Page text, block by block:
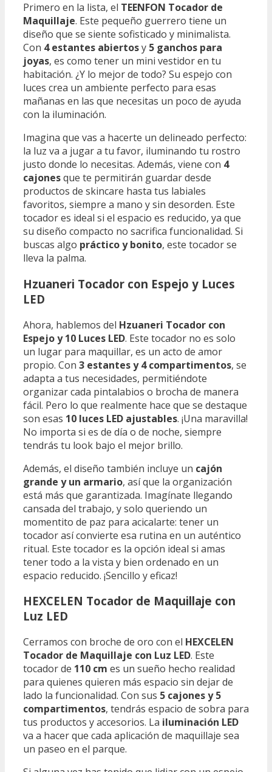
Primero en la lista, el TEENFON Tocador de
Maquillaje. Este pequeño guerrero tiene un
diseño que se siente sofisticado y minimalista.
Con 4 estantes abiertosy 5 ganchos para
joyas, es como tener un mini vestidor en tu
habitación. ¿Y lo mejor de todo? Su espejo con
luces crea un ambiente perfecto para esas
mañanas en las que necesitas un poco de ayuda
con la iluminación.
Imagina que vas a hacerte un delineado perfecto:
la luz va a jugar a tu favor, iluminando tu rostro
justo donde lo necesitas. Además, viene con 4
cajonesque te permitirán guardar desde
productos de skincare hasta tus labiales
favoritos, siempre a mano y sin desorden. Este
tocador es ideal si el espacio es reducido, ya que
su diseño compacto no sacrifica funcionalidad. Si
buscas algo práctico y bonito, este tocador se
lleva la palma.
Hzuaneri Tocador con Espejo y Luces
LED
Ahora, hablemos del Hzuaneri Tocador con
Espejo y 10 Luces LED. Este tocador no es solo
un lugar para maquillar, es un acto de amor
propio. Con 3 estantes y 4 compartimentos, se
adapta a tus necesidades, permitiéndote
organizar cada pintalabios o brocha de manera
fácil. Pero lo que realmente hace que se destaque
son esas 10 luces LED ajustables. ¡Una maravilla!
No importa si es de día o de noche, siempre
tendrás tu look bajo el mejor brillo.
Además, el diseño también incluye un cajón
grande y un armario, así que la organización
está más que garantizada. Imagínate llegando
cansada del trabajo, y solo queriendo un
momentito de paz para acicalarte: tener un
tocador así convierte esa rutina en un auténtico
ritual. Este tocador es la opción ideal si amas
tener todo a la vista y bien ordenado en un
espacio reducido. ¡Sencillo y eficaz!
HEXCELEN Tocador de Maquillaje con
Luz LED
Cerramos con broche de oro con el HEXCELEN
Tocador de Maquillaje con Luz LED. Este
tocador de 110 cm es un sueño hecho realidad
para quienes quieren más espacio sin dejar de
lado la funcionalidad. Con sus 5 cajones y 5
compartimentos, tendrás espacio de sobra para
tus productos y accesorios. La iluminación LED
va a hacer que cada aplicación de maquillaje sea
un paseo en el parque.